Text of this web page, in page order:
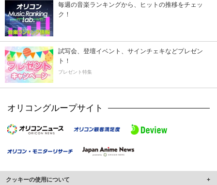
毎週の音楽ランキングから、ヒットの推移をチェッ
ク！
試写会、登壇イベント、サインチェキなどプレゼン
ト！
プレゼント特集
オリコングループサイト
クッキーの使用について